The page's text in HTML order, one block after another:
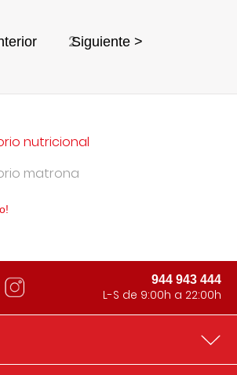
2Siguiente >
nutricional
matrona
944 943 444
L-S de 9:00h a 22:00h